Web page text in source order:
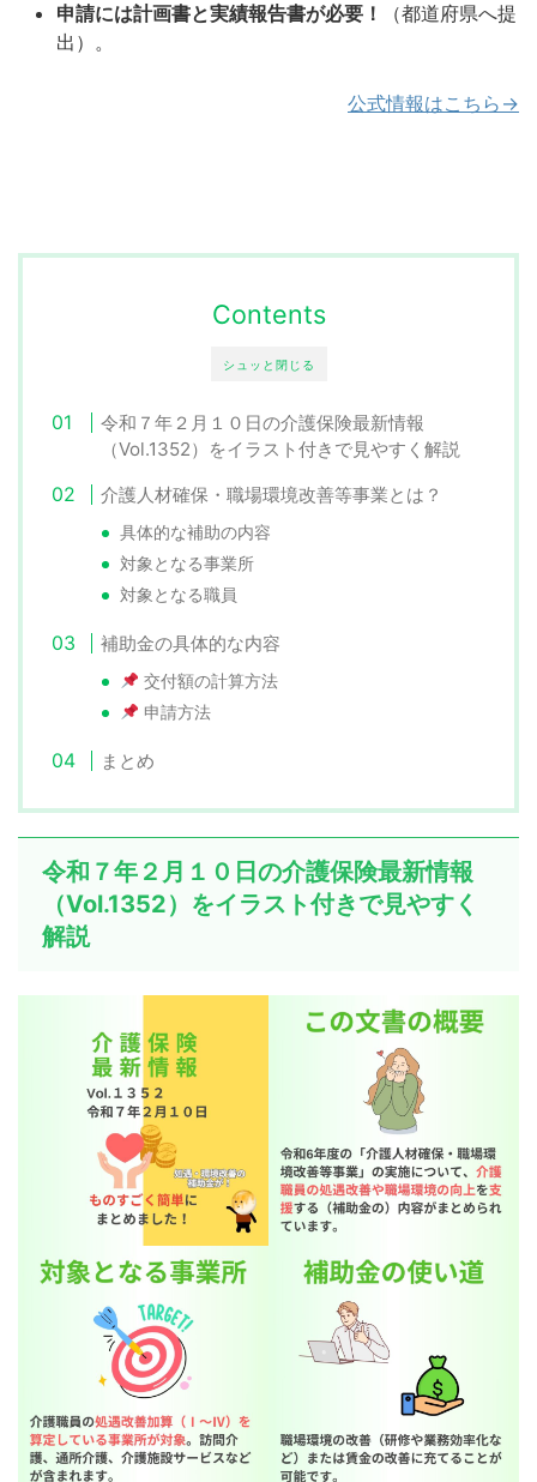
申請には計画書と実績報告書が必要！
（都道府県へ提
出）。
公式情報はこちら→
シュッと閉じる
Contents
令和７年２月１０日の介護保険最新情報
（Vol.1352）をイラスト付きで見やすく解説
介護人材確保・職場環境改善等事業とは？
具体的な補助の内容
対象となる事業所
対象となる職員
補助金の具体的な内容
交付額の計算方法
申請方法
まとめ
令和７年２月１０日の介護保険最新情報
（Vol.1352）をイラスト付きで見やすく
解説